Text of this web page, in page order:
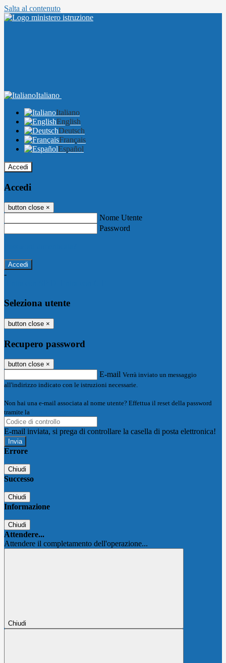
Salta al contenuto
Italiano
Italiano
English
Deutsch
Français
Español
Accedi
Accedi
button close ×
Nome Utente
Password
-
Seleziona utente
button close ×
Recupero password
button close ×
E-mail Verrà inviato un messaggio
all'indirizzo indicato con le istruzioni necessarie.
Non hai una e-mail associata al nome utente? Effettua il reset della password
tramite la
E-mail inviata, si prega di controllare la casella di posta elettronica!
Errore
Chiudi
Successo
Chiudi
Informazione
Chiudi
Attendere...
Attendere il completamento dell'operazione...
Chiudi